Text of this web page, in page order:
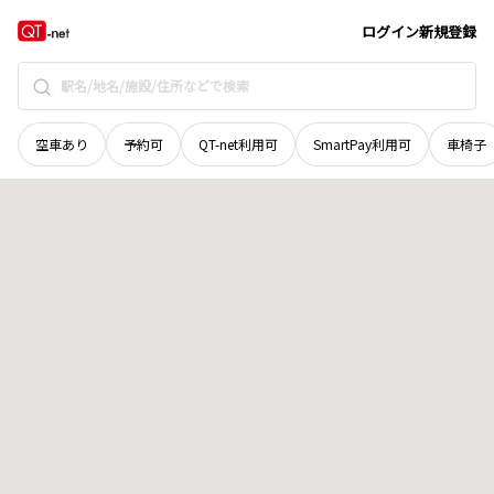
ログイン新規登録
空車あり 予約可 QT-net利用可 SmartPay利用可 車椅子
長野県